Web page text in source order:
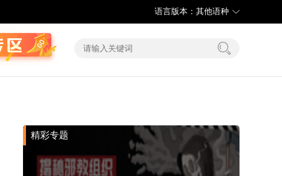
语言版本：其他语种